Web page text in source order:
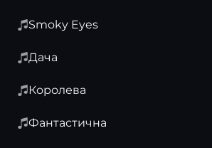
Smoky Eyes
Дача
Королева
Фантастична